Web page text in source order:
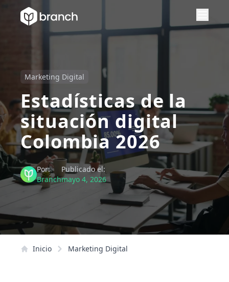
Marketing Digital
Estadísticas de la
situación digital
Colombia 2026
Por:
Branch
Publicado el:
mayo 4, 2026
Inicio Marketing Digital